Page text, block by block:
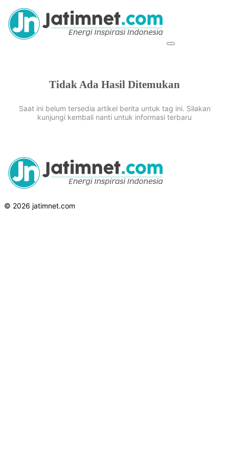
Tidak Ada Hasil Ditemukan
Saat ini belum tersedia artikel berita untuk tag ini. Silakan
kunjungi kembali nanti untuk informasi terbaru
© 2026 jatimnet.com